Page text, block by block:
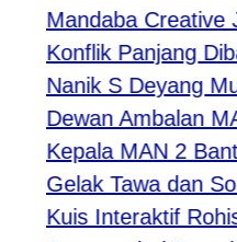
Mandaba Creative
Konflik Panjang
Nanik S Deyang
Dewan Ambalan
Kepala MAN 2
Gelak Tawa dan
Kuis Interaktif Rohis